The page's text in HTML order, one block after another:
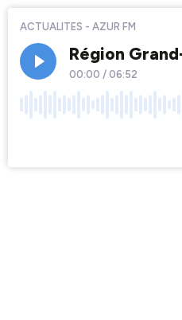
ACTUALITES - AZUR FM
Région
00:00 /06:52